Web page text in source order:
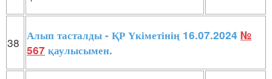
38 Алып тасталды - ҚР Үкіметінің 16.07.2024 №
567 қаулысымен.